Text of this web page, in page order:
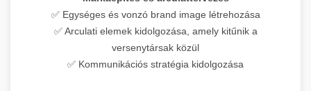
✅ Egységes és vonzó brand image létrehozása
✅ Arculati elemek kidolgozása, amely kitűnik a
versenytársak közül
✅ Kommunikációs stratégia kidolgozása